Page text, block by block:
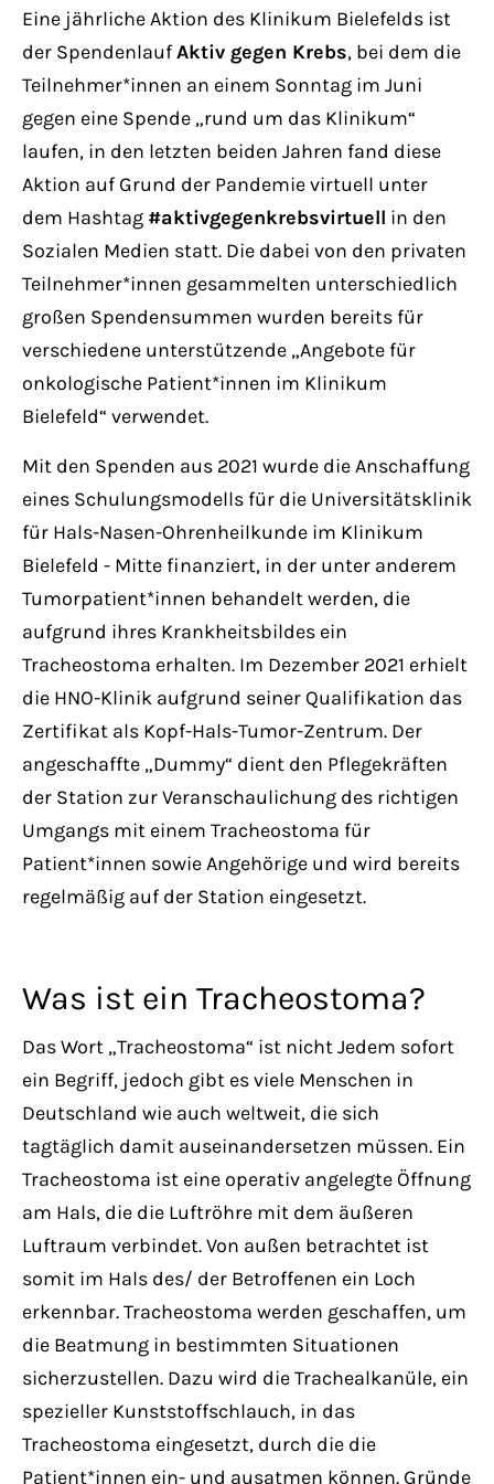
Have any questions?
+44 1234 567 890
Drop us a line
info@yourdomain.com
About us
Lorem ipsum dolor sit amet, consectetuer
adipiscing elit.
Aenean commodo ligula eget dolor. Aenean
massa. Cum sociis natoque penatibus et
magnis dis parturient montes, nascetur
nec.
Eine jährliche Aktion des Klinikum Bielefelds ist
der SpendenlaufAktiv gegen Krebs, bei dem die
Teilnehmer*innen an einem Sonntag im Juni
gegen eine Spende „rund um das Klinikum“
laufen, in den letzten beiden Jahren fand diese
Aktion auf Grund der Pandemie virtuell unter
dem Hashtag #aktivgegenkrebsvirtuell in den
Sozialen Medien statt. Die dabei von den privaten
Teilnehmer*innen gesammelten unterschiedlich
großen Spendensummen wurden bereits für
verschiedene unterstützende „Angebote für
onkologische Patient*innen im Klinikum
Bielefeld“ verwendet.
Mit den Spenden aus 2021 wurde die Anschaffung
eines Schulungsmodells für die Universitätsklinik
für Hals-Nasen-Ohrenheilkunde im Klinikum
Bielefeld - Mitte finanziert, in der unter anderem
Tumorpatient*innen behandelt werden, die
aufgrund ihres Krankheitsbildes ein
Tracheostoma erhalten. Im Dezember 2021 erhielt
die HNO-Klinik aufgrund seiner Qualifikation das
Zertifikat als Kopf-Hals-Tumor-Zentrum. Der
angeschaffte „Dummy“ dient den Pflegekräften
der Station zur Veranschaulichung des richtigen
Umgangs mit einem Tracheostoma für
Patient*innen sowie Angehörige und wird bereits
regelmäßig auf der Station eingesetzt.
Was ist ein Tracheostoma?
Das Wort „Tracheostoma“ ist nicht Jedem sofort
ein Begriff, jedoch gibt es viele Menschen in
Deutschland wie auch weltweit, die sich
tagtäglich damit auseinandersetzen müssen. Ein
Tracheostoma ist eine operativ angelegte Öffnung
am Hals, die die Luftröhre mit dem äußeren
Luftraum verbindet. Von außen betrachtet ist
somit im Hals des/ der Betroffenen ein Loch
erkennbar. Tracheostoma werden geschaffen, um
die Beatmung in bestimmten Situationen
sicherzustellen. Dazu wird die Trachealkanüle, ein
spezieller Kunststoffschlauch, in das
Tracheostoma eingesetzt, durch die die
Patient*innen ein- und ausatmen können. Gründe